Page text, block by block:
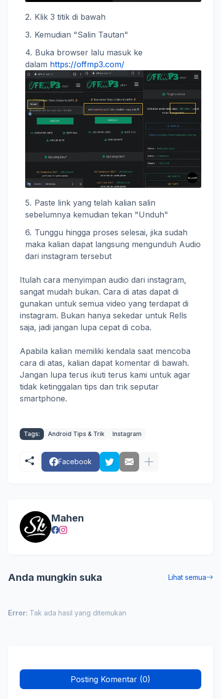
Klik 3 titik di bawah
Kemudian "Salin Tautan"
Buka browser lalu masuk ke
dalam https://offmp3.com/
Paste link yang telah kalian salin
sebelumnya kemudian tekan "Unduh"
Tunggu hingga proses selesai, jika sudah
maka kalian dapat langsung mengunduh Audio
dari instagram tersebut
Itulah cara menyimpan audio dari instagram,
sangat mudah bukan. Cara di atas dapat di
gunakan untuk semua video yang terdapat di
instagram. Bukan hanya sekedar untuk Rells
saja, jadi jangan lupa cepat di coba.
Apabila kalian memiliki kendala saat mencoba
cara di atas, kalian dapat komentar di bawah.
Jangan lupa terus ikuti terus kami untuk agar
tidak ketinggalan tips dan trik seputar
smartphone.
Tags: Android Tips & Trik Instagram
Facebook
Mahen
Anda mungkin suka Lihat semua
Error: Tak ada hasil yang ditemukan
Posting Komentar (0)